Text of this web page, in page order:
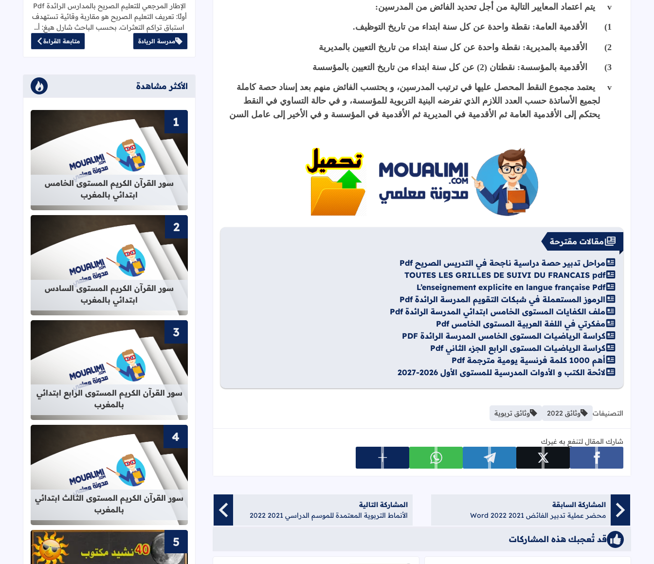
v يتم اعتماد المعايير التالية من أجل تحديد الفائض من المدرسين:
1) الأقدمية العامة: نقطة واحدة عن كل سنة ابتداء من تاريخ التوظيف.
2) الأقدمية بالمديرية: نقطة واحدة عن كل سنة ابتداء من تاريخ التعيين بالمديرية
3) الأقدمية بالمؤسسة: نقطتان (2) عن كل سنة ابتداء من تاريخ التعيين بالمؤسسة
v
يعتمد مجموع النقط المحصل عليها في ترتيب المدرسين، و يحتسب الفائض منهم بعد إسناد حصة كاملة
لجميع الأساتذة حسب العدد اللازم الذي تفرضه البنية التربوية للمؤسسة، و في حالة التساوي في النقط
يحتكم إلى الأقدمية العامة ثم الأقدمية في المديرية ثم الأقدمية في المؤسسة و في الأخير إلى عامل السن
مقالات مقترحة
مراحل تدبير حصة دراسية ناجحة في التدريس الصريح Pdf
TOUTES LES GRILLES DE SUIVI DU FRANCAIS pdf
L’enseignement explicite en langue française Pdf
الرموز المستعملة في شبكات التقويم المدرسة الرائدة Pdf
ملف الكفايات المستوى الخامس ابتدائي المدرسة الرائدة Pdf
مفكرتي في اللغة العربية المستوى الخامس Pdf
كراسة الرياضيات المستوى الخامس المدرسة الرائدة PDF
كراسة الرياضيات المستوى الرابع الجزء الثاني Pdf
أهم 1000 كلمة فرنسية يومية مترجمة Pdf
لائحة الكتب و الأدوات المدرسية للمستوى الأول 2026-2027
التصنيفات وثائق 2022 وثائق تربوية
شارك المقال لتنفع به غيرك
شارك على facebook شارك على x شارك على telegram شارك على whatsapp عرض المزيد من خيارات المشاركة
المشاركة السابقة
محضر عملية تدبير الفائض 2021 2022 Word
المشاركة التالية
الأنماط التربوية المعتمدة للموسم الدراسي 2021 2022
قد تُعجبك هذه المشاركات
الإطار المرجعي للتعليم الصريح بالمدارس الرائدة Pdf
أولًا: تعريف التعليم الصريح هو مقاربة وقائية تستهدف
استباق تراكم التعثرات. بحسب الباحث شارل هيغ: أ…
مدرسة الريادة متابعة القراءة
الأكثر مشاهدة
قراءة المزيد عن سور القرآن الكريم
سور القرآن الكريم المستوى الخامس
ابتدائي بالمغرب
قراءة المزيد عن سور القرآن الكريم
سور القرآن الكريم المستوى السادس
ابتدائي بالمغرب
قراءة المزيد عن سور القرآن الكريم
سور القرآن الكريم المستوى الرابع ابتدائي
بالمغرب
قراءة المزيد عن سور القرآن الكريم
سور القرآن الكريم المستوى الثالث ابتدائي
بالمغرب